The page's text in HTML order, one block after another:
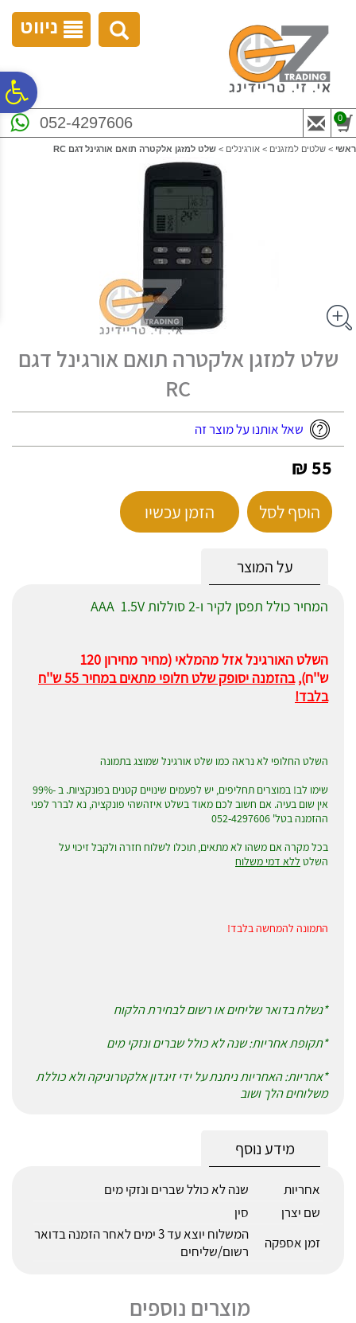
נגישות
ניווט
052-4297606 0
ראשי > שלטים למזגנים > אורגינלים > שלט למזגן אלקטרה תואם אורגינל דגם RC
שלט למזגן אלקטרה תואם אורגינל דגם
RC
שאל אותנו על מוצר זה
55 ₪
הוסף לסל הזמן עכשיו
על המוצר
המחיר כולל תפסן לקיר ו-2 סוללות AAA 1.5V
השלט האורגינל אזל מהמלאי (מחיר מחירון 120
ש''ח),
בהזמנה יסופק שלט חלופי מתאים במחיר 55 ש''ח
בלבד!
השלט החלופי לא נראה כמו שלט אורגינל שמוצג בתמונה
שימו לב! במוצרים תחליפים, יש לפעמים שינויים קטנים בפונקציות. ב -99%
אין שום בעיה. אם חשוב לכם מאוד בשלט איזהשהי פונקציה, נא לברר לפני
ההזמנה בטל' 052-4297606
בכל מקרה אם משהו לא מתאים, תוכלו לשלוח חזרה ולקבל זיכוי על
השלט ללא דמי משלוח
התמונה להמחשה בלבד!
*נשלח בדואר שליחים או רשום לבחירת הלקוח
*תקופת אחריות: שנה לא כולל שברים ונזקי מים
*אחריות: האחריות ניתנת על ידי זיגדון אלקטרוניקה ולא כוללת
משלוחים הלך ושוב
מידע נוסף
אחריות
שנה לא כולל שברים ונזקי מים
שם יצרן
סין
זמן אספקה
המשלוח יוצא עד 3 ימים לאחר הזמנה בדואר
רשום/שליחים
מוצרים נוספים